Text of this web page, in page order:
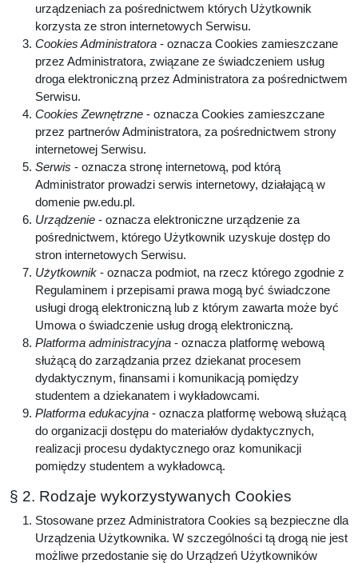
urządzeniach za pośrednictwem których Użytkownik
korzysta ze stron internetowych Serwisu.
Cookies Administratora - oznacza Cookies zamieszczane
przez Administratora, związane ze świadczeniem usług
droga elektroniczną przez Administratora za pośrednictwem
Serwisu.
Cookies Zewnętrzne - oznacza Cookies zamieszczane
przez partnerów Administratora, za pośrednictwem strony
internetowej Serwisu.
Serwis - oznacza stronę internetową, pod którą
Administrator prowadzi serwis internetowy, działającą w
domenie pw.edu.pl.
Urządzenie - oznacza elektroniczne urządzenie za
pośrednictwem, którego Użytkownik uzyskuje dostęp do
stron internetowych Serwisu.
Użytkownik - oznacza podmiot, na rzecz którego zgodnie z
Regulaminem i przepisami prawa mogą być świadczone
usługi drogą elektroniczną lub z którym zawarta może być
Umowa o świadczenie usług drogą elektroniczną.
Platforma administracyjna - oznacza platformę webową
służącą do zarządzania przez dziekanat procesem
dydaktycznym, finansami i komunikacją pomiędzy
studentem a dziekanatem i wykładowcami.
Platforma edukacyjna - oznacza platformę webową służącą
do organizacji dostępu do materiałów dydaktycznych,
realizacji procesu dydaktycznego oraz komunikacji
pomiędzy studentem a wykładowcą.
§ 2. Rodzaje wykorzystywanych Cookies
Stosowane przez Administratora Cookies są bezpieczne dla
Urządzenia Użytkownika. W szczególności tą drogą nie jest
możliwe przedostanie się do Urządzeń Użytkowników